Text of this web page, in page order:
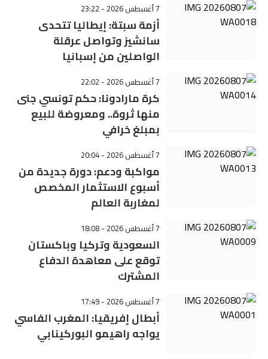
7 أغسطس 2026 - 23:22
أزمة سبتة: إيطاليا تتحدى
سانشيز وتواصل عرقلة
الواصلين من إسبانيا
7 أغسطس 2026 - 22:02
كرة مارادونا: حكم تونسي جنى
منها ثروة.. ومعروضة للبيع
بمبلغ خرافي
7 أغسطس 2026 - 20:04
مواكبة ودعم: دورة جديدة من
أسبوع الاستثمار المخصص
لمغاربة العالم
7 أغسطس 2026 - 18:08
السعودية وتركيا وباكستان
توقع على معاهدة الدفاع
المشترك
7 أغسطس 2026 - 17:49
أبطال إفريقيا: المغرب الفاسي
يواجه راهيمو البوركينابي